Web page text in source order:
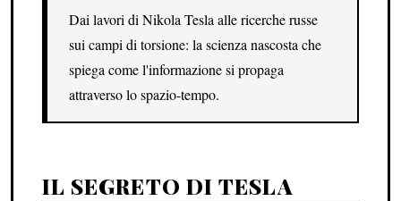
Dai lavori di Nikola Tesla alle ricerche russe
sui campi di torsione: la scienza nascosta che
spiega come l'informazione si propaga
attraverso lo spazio-tempo.
IL SEGRETO DI TESLA